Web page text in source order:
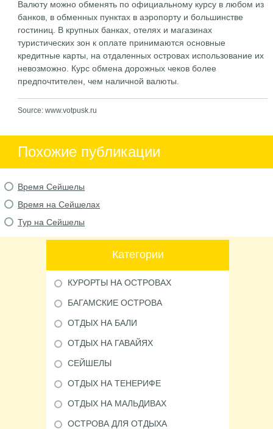
Валюту можно обменять по официальному курсу в любом из
банков, в обменных пунктах в аэропорту и большинстве
гостиниц. В крупных банках, отелях и магазинах
туристических зон к оплате принимаются основные
кредитные карты, на отдаленных островах использование их
невозможно. Курс обмена дорожных чеков более
предпочтителен, чем наличной валюты.
Source: www.votpusk.ru
Похожие публикации
Время Сейшелы
Время на Сейшелах
Тур на Сейшелы
Категории
КУРОРТЫ НА ОСТРОВАХ
БАГАМСКИЕ ОСТРОВА
ОТДЫХ НА БАЛИ
ОТДЫХ НА ГАВАЙЯХ
СЕЙШЕЛЫ
ОТДЫХ НА ТЕНЕРИФЕ
ОТДЫХ НА МАЛЬДИВАХ
ОСТРОВА ДЛЯ ОТДЫХА